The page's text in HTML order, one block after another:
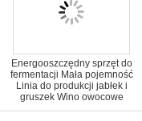
Energooszczędny sprzęt do
fermentacji Mała pojemność
Linia do produkcji jabłek i
gruszek Wino owocowe